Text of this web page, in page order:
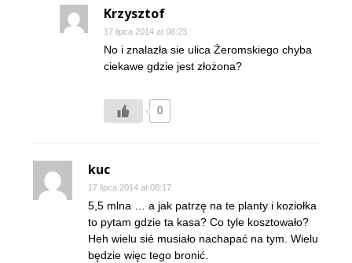
Krzysztof
17 lipca 2014 at 08:23
No i znalazła sie ulica Żeromskiego chyba
ciekawe gdzie jest złożona?
0
kuc
17 lipca 2014 at 08:17
5,5 mlna … a jak patrzę na te planty i koziołka
to pytam gdzie ta kasa? Co tyle kosztowało?
Heh wielu sié musiało nachapać na tym. Wielu
będzie więc tego bronić.